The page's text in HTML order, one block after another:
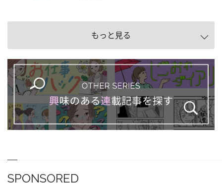
もっと見る
SPONSORED